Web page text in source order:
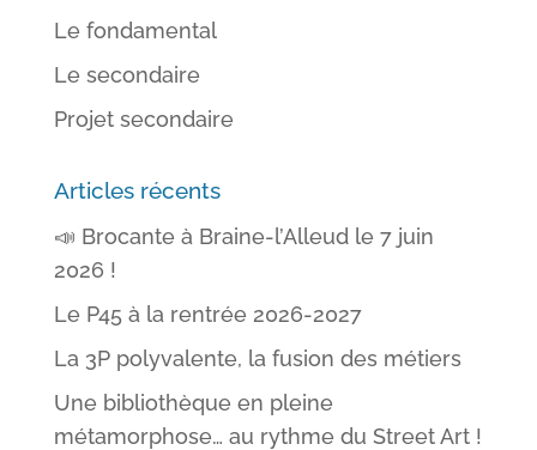
Le fondamental
Le secondaire
Projet secondaire
Articles récents
📣 Brocante à Braine-l’Alleud le 7 juin
2026 !
Le P45 à la rentrée 2026-2027
La 3P polyvalente, la fusion des métiers
Une bibliothèque en pleine
métamorphose… au rythme du Street Art !